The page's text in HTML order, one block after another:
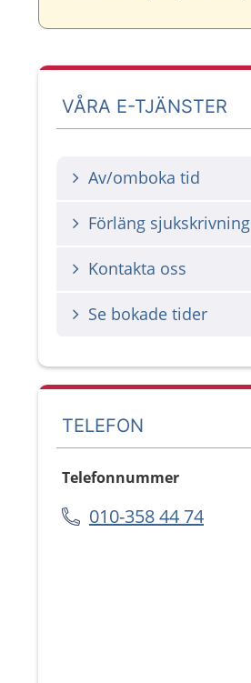
VÅRA E-TJÄNSTER
Av/omboka tid
Förläng sjukskrivning
Kontakta oss
Se bokade tider
TELEFON
Telefonnummer
010-358 44 74